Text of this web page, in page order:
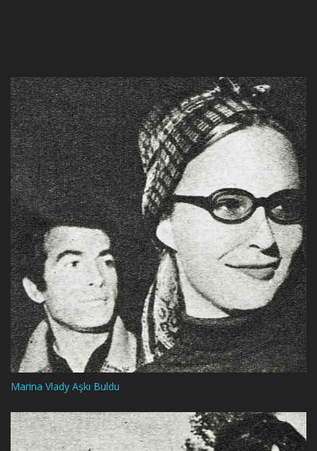
Marina Vlady Aşkı Buldu